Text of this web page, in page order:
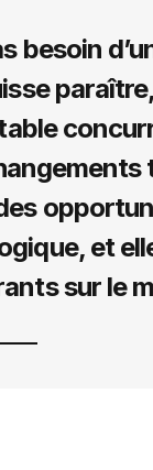
besoin
et
sur le